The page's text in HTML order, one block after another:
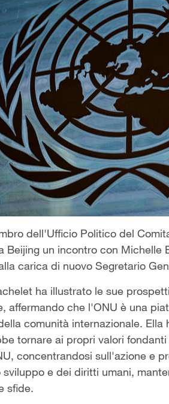
dell'Ufficio Politico del
Beijing un incontro con
carica di nuovo Segretario
ha illustrato le sue
affermando che l'ONU è una
comunità internazionale.
tornare ai propri valori
concentrandosi sull'azione e
e dei diritti umani,
sfide.